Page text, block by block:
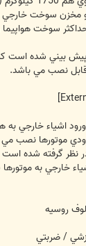
بيني شده است
نصب مي باشد.
اشياء خارجي به
موتورها نصب
گرفته شده است
خارجي به
روسيه
/ ضربتي